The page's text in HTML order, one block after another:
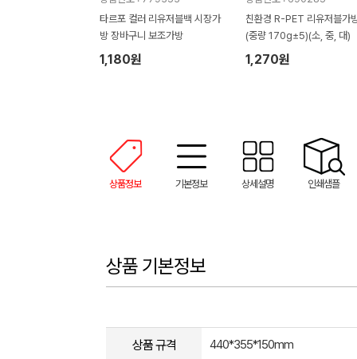
타르포 컬러 리유저블백 시장가
방 장바구니 보조가방
1,180원
친환경 R-PET 리유저블가
(중량 170g±5)(소, 중, 대)
1,270원
상품정보 기본정보 상세설명 인쇄샘플
상품 기본정보
상품 규격 440*355*150mm